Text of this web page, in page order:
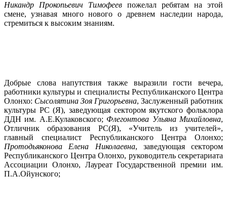
Никандр Прокопьевич Тимофеев пожелал ребятам на этой
смене, узнавая много нового о древнем наследии народа,
стремиться к высоким знаниям.
Добрые слова напутствия также выразили гости вечера,
работники культуры и специалисты Республиканского Центра
Олонхо: Сысолятина Зоя Григорьевна, Заслуженный работник
культуры РС (Я), заведующая сектором якутского фольклора
ДДН им. А.Е.Кулаковского; Флегонтова Ульяна Михайловна,
Отличник образования РС(Я), «Учитель из учителей»,
главный специалист Республиканского Центра Олонхо;
Протодьяконова Елена Николаевна, заведующая сектором
Республиканского Центра Олонхо, руководитель секретариата
Ассоциации Олонхо, Лауреат Государственной премии им.
П.А.Ойунского;